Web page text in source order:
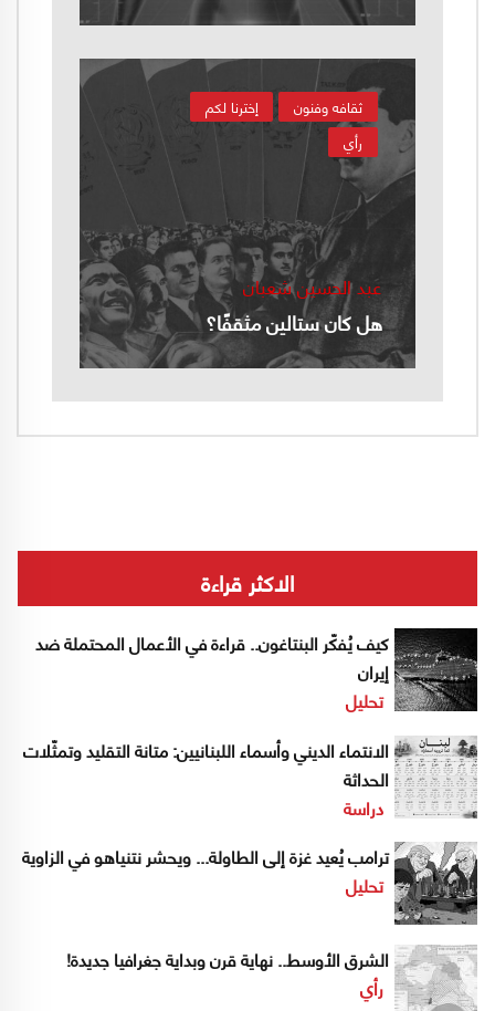
إخترنا لكم
ثقافه وفنون
رأي
عبد الحسين شعبان
هل كان ستالين مثقفًا؟
الاكثر قراءة
كيف يُفكّر البنتاغون.. قراءة في الأعمال المحتملة ضد
إيران
تحليل
الانتماء الديني وأسماء اللبنانيين: متانة التقليد وتمثّلات
الحداثة
دراسة
ترامب يُعيد غزة إلى الطاولة... ويحشر نتنياهو في الزاوية
تحليل
الشرق الأوسط.. نهاية قرن وبداية جغرافيا جديدة!
رأي